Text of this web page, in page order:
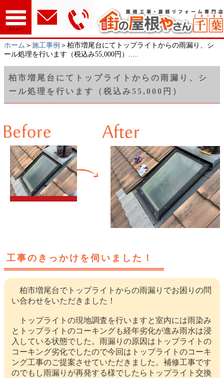
メニュー
ホーム ＞ 施工事例 ＞柏市増尾台にてトップライトからの雨漏り、シ
ール処理を行います（税込み55,000円）.....
柏市増尾台にてトップライトからの雨漏り、シ
ール処理を行います（税込み55,000円）
工事のきっかけを伺いました！
柏市増尾台でトップライトからの雨漏りでお困りの問
い合わせをいただきました！
トップライトの現地調査を行いますと室内には雨染み
とトップライトのコーキングも経年劣化が進み雨水は浸
入している状態でした。雨漏りの原因はトップライトの
コーキング劣化でしたので今回はトップライトのコーキ
ング工事のご提案させていただきました。補修工事です
のでもし雨漏りが再発する様でしたらトップライト交換